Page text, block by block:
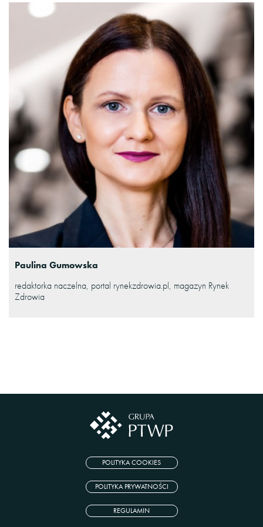
Paulina Gumowska
redaktorka naczelna, portal rynekzdrowia.pl, magazyn Rynek
Zdrowia
POLITYKA COOKIES
POLITYKA PRYWATNOŚCI
REGULAMIN